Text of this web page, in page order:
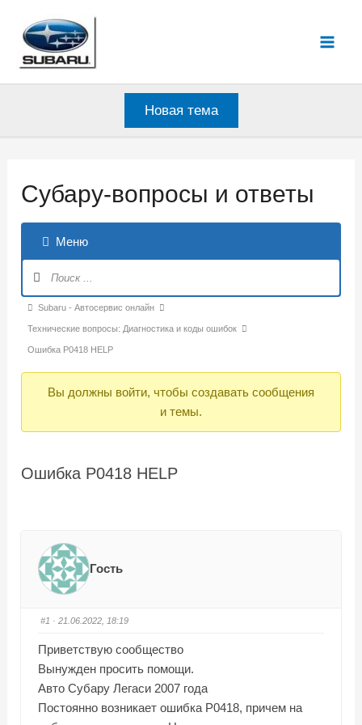
содержимому
Новая тема
Субару-вопросы и ответы
Меню
Форум
breadcrumbs
-
здесь:
Subaru - Автосервис онлайн
Технические вопросы: Диагностика и коды ошибок
Ошибка P0418 HELP
Вы должны войти, чтобы создавать сообщения
и темы.
Ошибка P0418 HELP
Гость
#1 · 21.06.2022, 18:19
Приветствую сообщество
Вынужден просить помощи.
Авто Субару Легаси 2007 года
Постоянно возникает ошибка Р0418, причем на